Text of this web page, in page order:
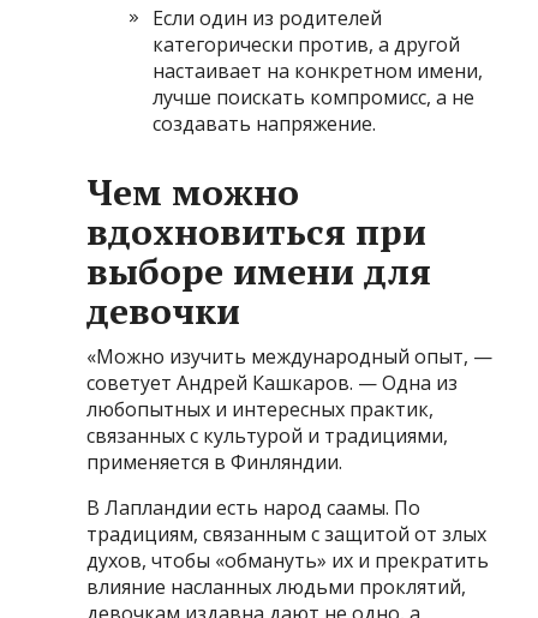
Если один из родителей
категорически против, а другой
настаивает на конкретном имени,
лучше поискать компромисс, а не
создавать напряжение.
Чем можно
вдохновиться при
выборе имени для
девочки
«Можно изучить международный опыт, —
советует Андрей Кашкаров. — Одна из
любопытных и интересных практик,
связанных с культурой и традициями,
применяется в Финляндии.
В Лапландии есть народ саамы. По
традициям, связанным с защитой от злых
духов, чтобы «обмануть» их и прекратить
влияние насланных людьми проклятий,